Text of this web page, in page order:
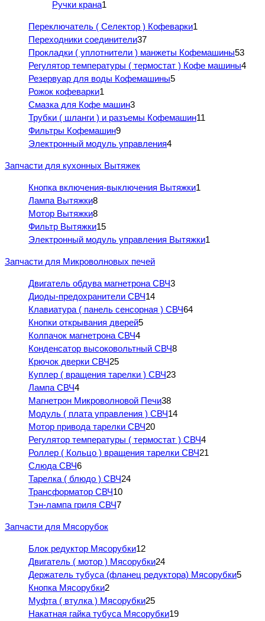
Ручки крана1
Переключатель ( Селектор ) Кофеварки1
Переходники соединители37
Прокладки ( уплотнители ) манжеты Кофемашины53
Регулятор температуры ( термостат ) Кофе машины4
Резервуар для воды Кофемашины5
Рожок кофеварки1
Смазка для Кофе машин3
Трубки ( шланги ) и разъемы Кофемашин11
Фильтры Кофемашин9
Электронный модуль управления4
Запчасти для кухонных Вытяжек
Кнопка включения-выключения Вытяжки1
Лампа Вытяжки8
Мотор Вытяжки8
Фильтр Вытяжки15
Электронный модуль управления Вытяжки1
Запчасти для Микроволновых печей
Двигатель обдува магнетрона СВЧ3
Диоды-предохранители СВЧ14
Клавиатура ( панель сенсорная ) СВЧ64
Кнопки открывания дверей5
Колпачок магнетрона СВЧ4
Конденсатор высоковольтный СВЧ8
Крючок дверки СВЧ25
Куплер ( вращения тарелки ) СВЧ23
Лампа СВЧ4
Магнетрон Микроволновой Печи38
Модуль ( плата управления ) СВЧ14
Мотор привода тарелки СВЧ20
Регулятор температуры ( термостат ) СВЧ4
Роллер ( Кольцо ) вращения тарелки СВЧ21
Слюда СВЧ6
Тарелка ( блюдо ) СВЧ24
Трансформатор СВЧ10
Тэн-лампа гриля СВЧ7
Запчасти для Мясорубок
Блок редуктор Мясорубки12
Двигатель ( мотор ) Мясорубки24
Держатель тубуса (фланец редуктора) Мясорубки5
Кнопка Мясорубки2
Муфта ( втулка ) Мясорубки25
Накатная гайка тубуса Мясорубки19